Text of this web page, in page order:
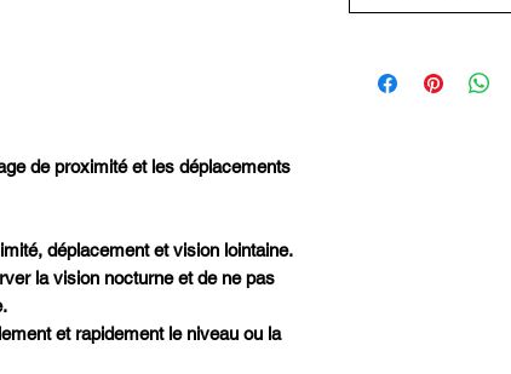
de proximité et les déplacements
déplacement et vision lointaine.
la vision nocturne et de ne pas
et rapidement le niveau ou la